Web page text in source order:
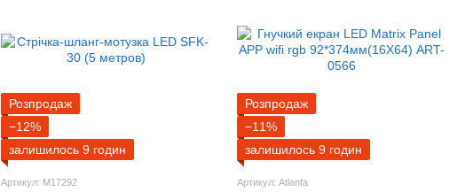
Розпродаж
−12%
залишилось 9 годин
Артикул: M17292
Розпродаж
−11%
залишилось 9 годин
Артикул: Atlanfa